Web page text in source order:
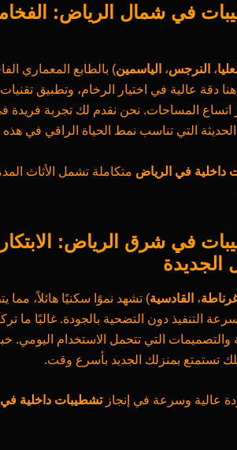
في شمال الرياض:
، النرجس، الياسمين) بالطابع المعماري
دقة عالية في اختيار الرخام، وتطبيق تقنيات
اتساع المساحات. نحن نقدم لك تجربة فريدة
التي تناسب نمط الحياة الراقي في هذه
داخلية في الرياض متكاملة تشمل الأثاث
في شرق الرياض: الابتكار
الجديدة
، القادسية) تشهد نموًا سكنيًا هائلاً،
التنفيذ دون التضحية بالجودة. غالبًا ما
والتصميمات التي تتحمل الاستخدام اليومي.
تستمتع بمنزلك الجديد بأسرع وقت.
عالية وسرعة في إنجازتشطيبات داخلية